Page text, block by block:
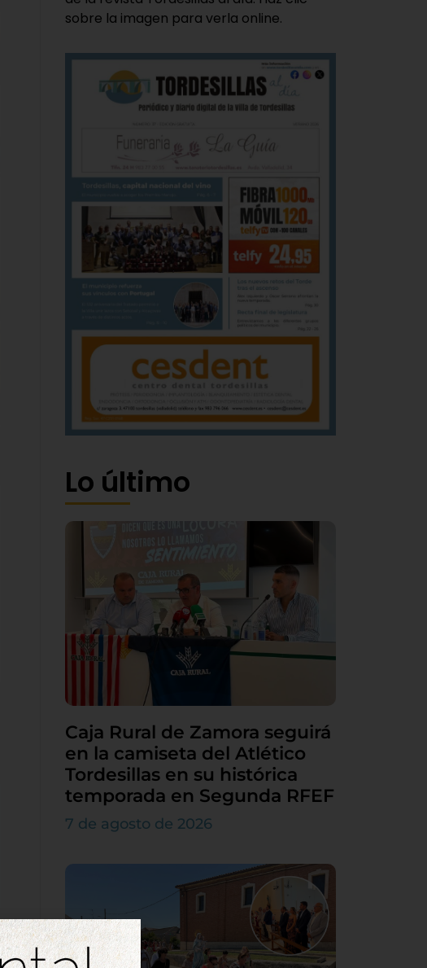
sobre la imagen para verla online.
Lo último
Caja Rural de Zamora seguirá
en la camiseta del Atlético
Tordesillas en su histórica
temporada en Segunda RFEF
7 de agosto de 2026